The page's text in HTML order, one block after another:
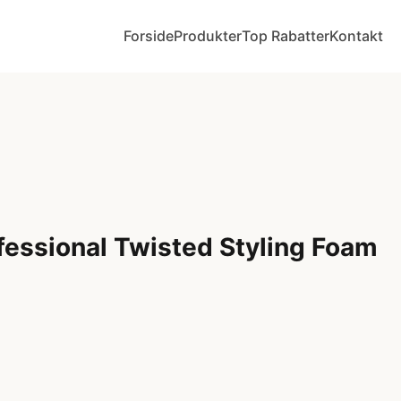
ForsideProdukterTop RabatterKontakt
Twisted Styling Foam